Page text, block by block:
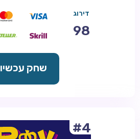
דירוג
98
שחק עכשיו
#4